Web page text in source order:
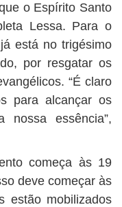
o Espírito Santo
Lessa. Para o
está no trigésimo
por resgatar os
“É claro
para alcançar os
nossa essência”,
começa às 19
deve começar às
estão mobilizados